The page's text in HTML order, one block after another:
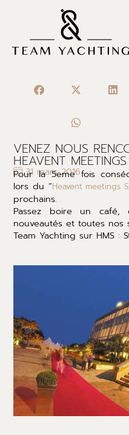
VENEZ NOUS
HEAVENT
31 mars 2016
Pour la 5eme fois
lors du “Heavent meetings
prochains.
Passez boire un café,
nouveautés et toutes nos
Team Yachting sur HMS :